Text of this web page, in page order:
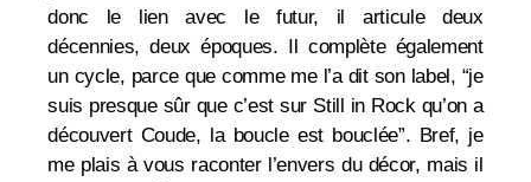
donc le lien avec le futur, il articule deux
décennies, deux époques. Il complète également
un cycle, parce que comme me l’a dit son label, “je
suis presque sûr que c’est sur Still in Rock qu’on a
découvert Coude, la boucle est bouclée”. Bref, je
me plais à vous raconter l’envers du décor, mais il